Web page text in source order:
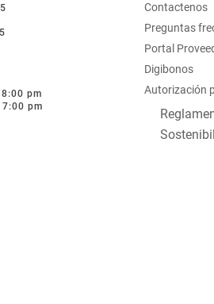
pm
7:00 pm
Contactenos
Preguntas
Portal
Digibonos
Autorización